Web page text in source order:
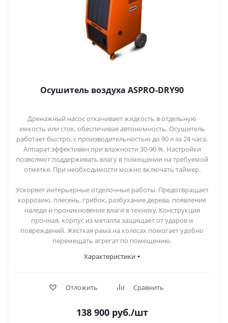
Осушитель воздуха ASPRO-DRY90
Дренажный насос откачивает жидкость в отдельную
емкость или сток, обеспечивая автономность. Осушитель
работает быстро, с производительностью до 90 л за 24 часа.
Аппарат эффективен при влажности 30-90 %. Настройки
позволяют поддерживать влагу в помещении на требуемой
отметке. При необходимости можно включать таймер.
Ускоряет интерьерные отделочные работы. Предотвращает
коррозию, плесень, грибок, разбухание дерева, появление
наледи и проникновение влаги в технику. Конструкция
прочная, корпус из металла защищает от ударов и
повреждений. Жесткая рама на колесах помогает удобно
перемещать агрегат по помещению.
Характеристики
Отложить Сравнить
138 900 руб./шт